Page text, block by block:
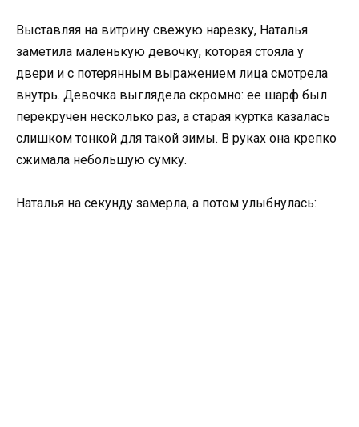
Выставляя на витрину свежую нарезку, Наталья
заметила маленькую девочку, которая стояла у
двери и с потерянным выражением лица смотрела
внутрь. Девочка выглядела скромно: ее шарф был
перекручен несколько раз, а старая куртка казалась
слишком тонкой для такой зимы. В руках она крепко
сжимала небольшую сумку.
Наталья на секунду замерла, а потом улыбнулась: